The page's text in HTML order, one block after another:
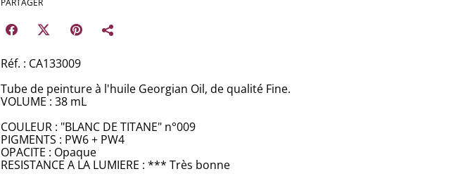
PARTAGER
Réf. : CA133009
Tube de peinture à l'huile Georgian Oil, de qualité Fine.
VOLUME : 38 mL
COULEUR : "BLANC DE TITANE" n°009
PIGMENTS : PW6 + PW4
OPACITE : Opaque
RESISTANCE A LA LUMIERE : *** Très bonne